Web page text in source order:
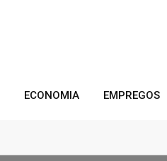
ECONOMIA EMPREGOS